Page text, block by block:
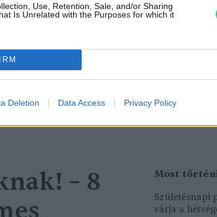
Use, Retention, Sale, and/or Sharing
Is Unrelated with the Purposes for which it
Deletion Data Access Privacy Policy
Nincs élet víz nélkül? –
Ljasuk Dimitry új filmjéről |
Holnapután
Greendex 1:04:15
– 8
Születésnapi
várja a